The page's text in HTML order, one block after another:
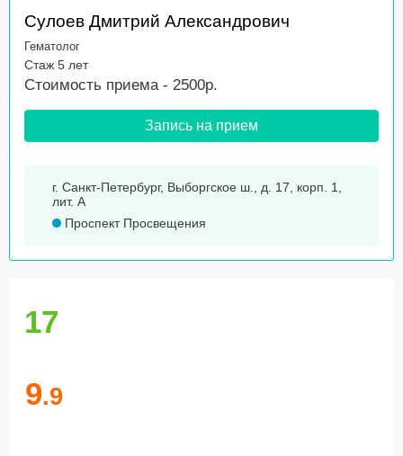
Сулоев Дмитрий Александрович
Гематолог
Стаж 5 лет
Стоимость приема - 2500р.
Запись на прием
г. Санкт-Петербург, Выборгское ш., д. 17, корп. 1,
лит. А
Проспект Просвещения
17
9.9